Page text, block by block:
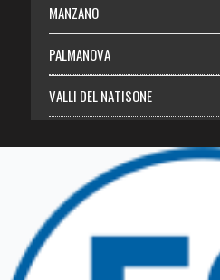
MANZANO
PALMANOVA
VALLI DEL NATISONE
TRICESIMO
TARCENTO
GEMONA DEL FRIULI